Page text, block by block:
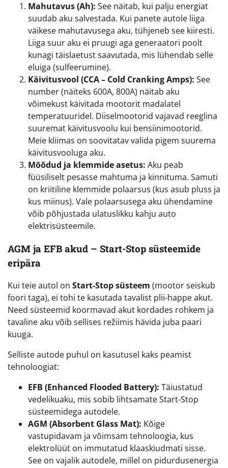
Mahutavus (Ah): See näitab, kui palju energiat
suudab aku salvestada. Kui panete autole liiga
väikese mahutavusega aku, tühjeneb see kiiresti.
Liiga suur aku ei pruugi aga generaatori poolt
kunagi täislaetust saavutada, mis lühendab selle
eluiga (sulfeerumine).
Käivitusvool (CCA – Cold Cranking Amps): See
number (näiteks 600A, 800A) näitab aku
võimekust käivitada mootorit madalatel
temperatuuridel. Diiselmootorid vajavad reeglina
suuremat käivitusvoolu kui bensiinimootorid.
Meie kliimas on soovitatav valida pigem suurema
käivitusvooluga aku.
Mõõdud ja klemmide asetus: Aku peab
füüsiliselt pesasse mahtuma ja kinnituma. Samuti
on kriitiline klemmide polaarsus (kus asub pluss ja
kus miinus). Vale polaarsusega aku ühendamine
võib põhjustada ulatuslikku kahju auto
elektrisüsteemile.
AGM ja EFB akud – Start-Stop süsteemide
eripära
Kui teie autol on Start-Stop süsteem (mootor seiskub
foori taga), ei tohi te kasutada tavalist plii-happe akut.
Need süsteemid koormavad akut kordades rohkem ja
tavaline aku võib sellises režiimis hävida juba paari
kuuga.
Selliste autode puhul on kasutusel kaks peamist
tehnoloogiat:
EFB (Enhanced Flooded Battery): Täiustatud
vedelikuaku, mis sobib lihtsamate Start-Stop
süsteemidega autodele.
AGM (Absorbent Glass Mat): Kõige
vastupidavam ja võimsam tehnoloogia, kus
elektrolüüt on immutatud klaaskiudmati sisse.
See on vajalik autodele, millel on pidurdusenergia